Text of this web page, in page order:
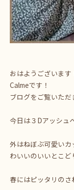
おはようございま
Calmeです！
ブログをご覧いただ
今日は３Dアッシュ
外はねぼぶ可愛い
わいいのいいとこ
春にはピッタリのさ